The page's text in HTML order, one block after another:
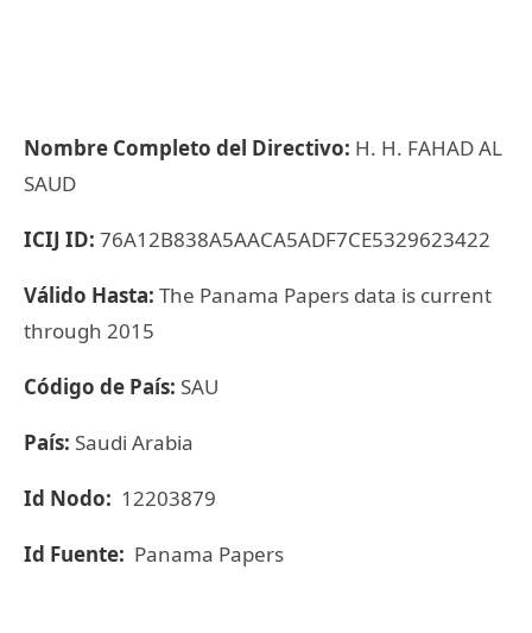
Nombre Completo del Directivo: H. H. FAHAD AL
SAUD
ICIJ ID: 76A12B838A5AACA5ADF7CE5329623422
Válido Hasta: The Panama Papers data is current
through 2015
Código de País: SAU
País: Saudi Arabia
Id Nodo: 12203879
Id Fuente: Panama Papers